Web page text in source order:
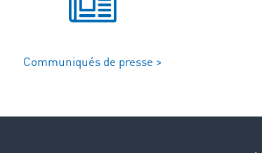
Communiqués de presse >